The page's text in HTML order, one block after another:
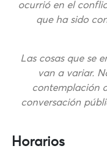
ocurrió en el
que ha sido
Las cosas que se
van a variar.
contemplación
conversación
Horarios